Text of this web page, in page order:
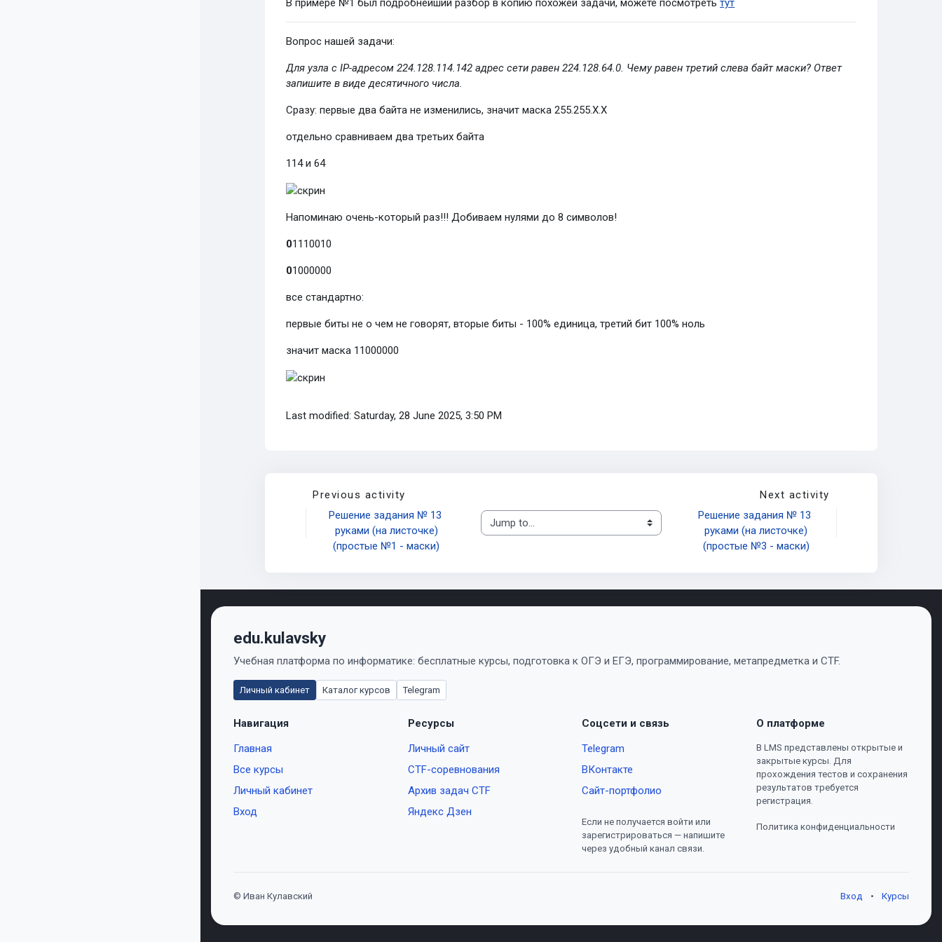
В примере №1 был подробнейший разбор в копию похожей задачи, можете посмотретьтут
Вопрос нашей задачи:
Для узла с IP-⁠адресом 224.128.114.142 адрес сети равен 224.128.64.0. Чему равен третий слева байт маски? Ответ
запишите в виде десятичного числа.
Сразу: первые два байта не изменились, значит маска 255.255.X.X
отдельно сравниваем два третьих байта
114 и 64
Напоминаю очень-который раз!!! Добиваем нулями до 8 символов!
01110010
01000000
все стандартно:
первые биты не о чем не говорят, вторые биты - 100% единица, третий бит 100% ноль
значит маска 11000000
Last modified: Saturday, 28 June 2025, 3:50 PM
Previous activity
Решение задания № 13
руками (на листочке)
(простые №1 - маски)
Jump to...
Next activity
Решение задания № 13
руками (на листочке)
(простые №3 - маски)
edu.kulavsky
Учебная платформа по информатике: бесплатные курсы, подготовка к ОГЭ и ЕГЭ, программирование, метапредметка и CTF.
Личный кабинет Каталог курсов Telegram
Навигация
Главная
Все курсы
Личный кабинет
Вход
Ресурсы
Личный сайт
CTF-соревнования
Архив задач CTF
Яндекс Дзен
Соцсети и связь
Telegram
ВКонтакте
Сайт-портфолио
Если не получается войти или
зарегистрироваться — напишите
через удобный канал связи.
О платформе
В LMS представлены открытые и
закрытые курсы. Для
прохождения тестов и сохранения
результатов требуется
регистрация.
Политика конфиденциальности
© Иван Кулавский Вход • Курсы